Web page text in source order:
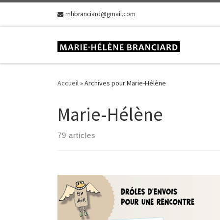
Skip to content mhbranciard@gmail.com
Accueil»Archives pour Marie-Hélène
Marie-Hélène
79 articles